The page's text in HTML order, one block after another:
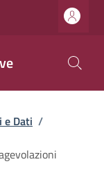
e Dati /